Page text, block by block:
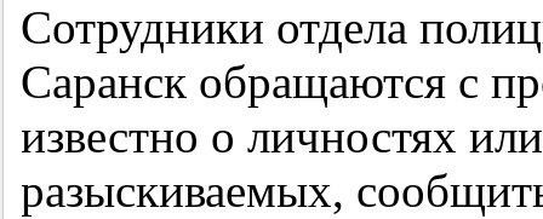
Сотрудники отдела
Саранск обращаются с
известно о личностях
разыскиваемых,